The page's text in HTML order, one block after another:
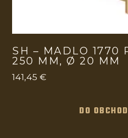
SH – MADLO 1770
250 MM, Ø 20 MM
141,45 €
DO